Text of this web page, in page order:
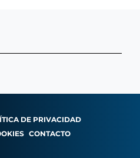
DE PRIVACIDAD
CONTACTO